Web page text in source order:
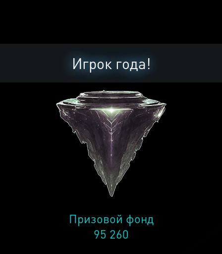
Игрок года!
Призовой фонд
95 260